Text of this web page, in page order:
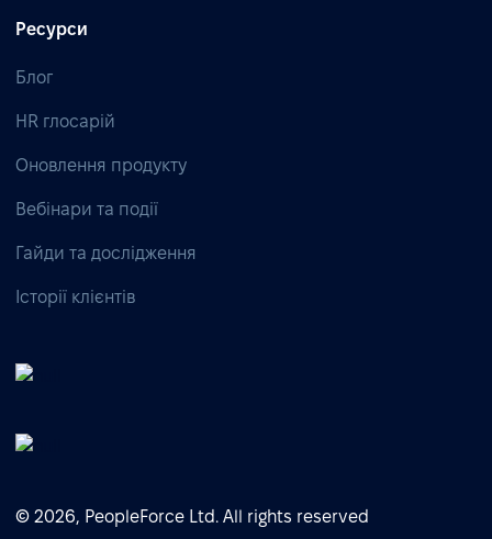
Ресурси
Блог
HR глосарій
Оновлення продукту
Вебінари та події
Гайди та дослідження
Історії клієнтів
© 2026, PeopleForce Ltd. All rights reserved